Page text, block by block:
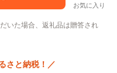
お気に入り
いた場合、返礼品は贈答され
さと納税！／